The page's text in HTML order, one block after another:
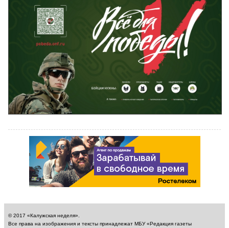
© 2017 «Калужская неделя».
Все права на изображения и тексты принадлежат МБУ «Редакция газеты